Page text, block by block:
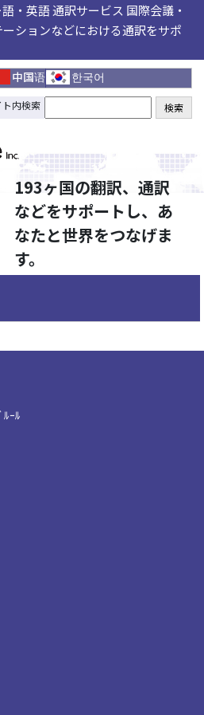
・英語 通訳サービス 国際会議・
ションなどにおける通訳をサポ